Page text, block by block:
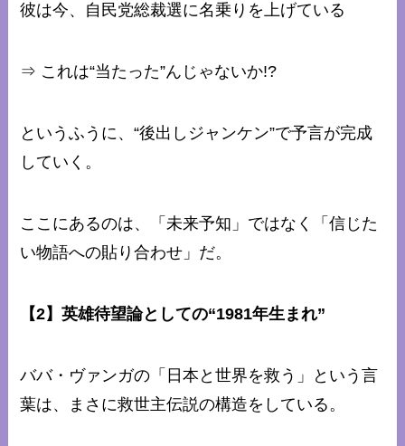
彼は今、自民党総裁選に名乗りを上げている
⇒ これは“当たった”んじゃないか!?
というふうに、“後出しジャンケン”で予言が完成
していく。
ここにあるのは、「未来予知」ではなく「信じた
い物語への貼り合わせ」だ。
【2】英雄待望論としての“1981年生まれ”
ババ・ヴァンガの「日本と世界を救う」という言
葉は、まさに救世主伝説の構造をしている。